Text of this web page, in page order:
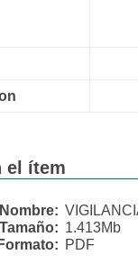
el ítem
Nombre:
Tamaño: 1.413Mb
PDF